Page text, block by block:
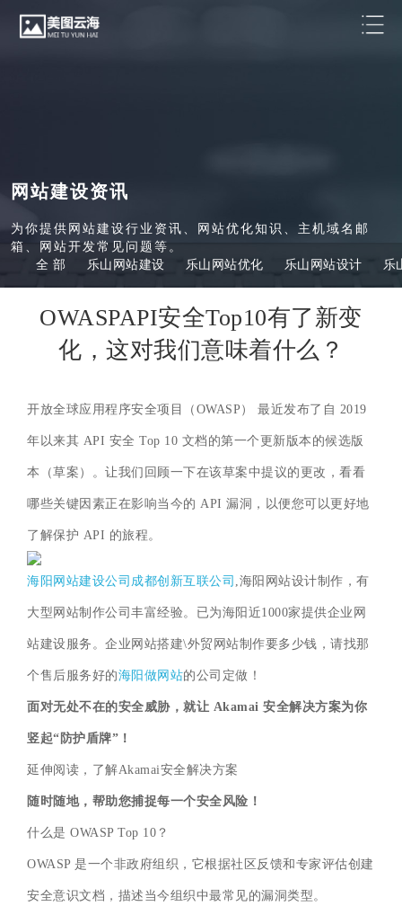
网站建设资讯
为你提供网站建设行业资讯、网站优化知识、主机域名邮
箱、网站开发常见问题等。
全 部
乐山网站建设 乐山网站优化 乐山网站设计 乐
OWASPAPI安全Top10有了新变
化，这对我们意味着什么？
开放全球应用程序安全项目（OWASP） 最近发布了自 2019
年以来其 API 安全 Top 10 文档的第一个更新版本的候选版
本（草案）。让我们回顾一下在该草案中提议的更改，看看
哪些关键因素正在影响当今的 API 漏洞，以便您可以更好地
了解保护 API 的旅程。
海阳网站建设公司 成都创新互联公司 ,海阳网站设计制作，有
大型网站制作公司丰富经验。已为海阳近1000家提供企业网
站建设服务。企业网站搭建\外贸网站制作要多少钱，请找那
个售后服务好的海阳做网站的公司定做！
面对无处不在的安全威胁，就让 Akamai 安全解决方案为你
竖起“防护盾牌”！
延伸阅读，了解Akamai安全解决方案
随时随地，帮助您捕捉每一个安全风险！
什么是 OWASP Top 10？
OWASP 是一个非政府组织，它根据社区反馈和专家评估创建
安全意识文档，描述当今组织中最常见的漏洞类型。